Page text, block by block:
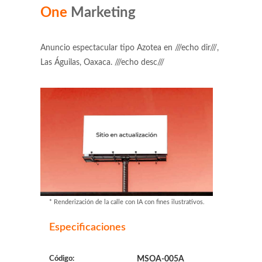
One Marketing
Anuncio espectacular tipo Azotea en ///echo dir///,
Las Águilas, Oaxaca. ///echo desc///
* Renderización de la calle con IA con fines ilustrativos.
Especificaciones
Código: MSOA-005A